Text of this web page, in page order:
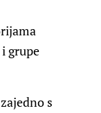
grupe
s